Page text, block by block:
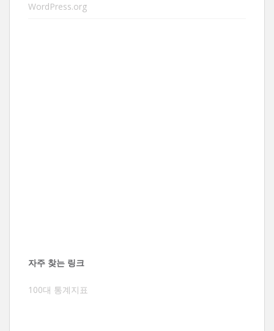
WordPress.org
자주 찾는 링크
100대 통계지표